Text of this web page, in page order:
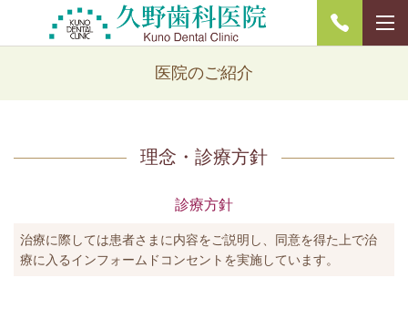
医院のご紹介
理念・診療方針
診療方針
治療に際しては患者さまに内容をご説明し、同意を得た上で治
療に入るインフォームドコンセントを実施しています。